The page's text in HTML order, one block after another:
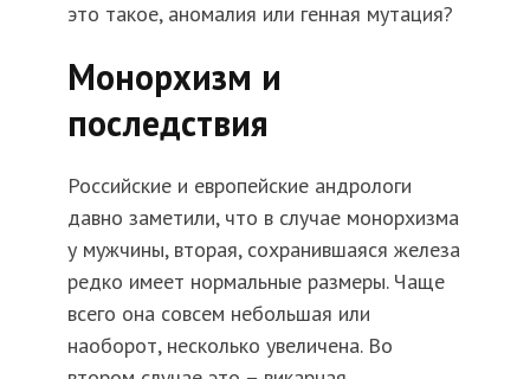
это такое, аномалия или генная мутация?
Монорхизм и
последствия
Российские и европейские андрологи
давно заметили, что в случае монорхизма
у мужчины, вторая, сохранившаяся железа
редко имеет нормальные размеры. Чаще
всего она совсем небольшая или
наоборот, несколько увеличена. Во